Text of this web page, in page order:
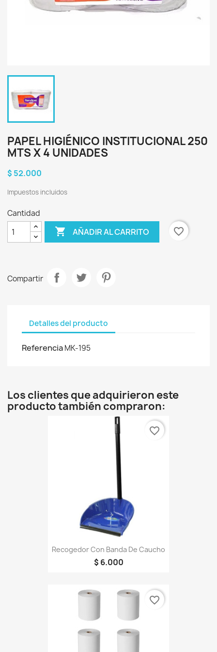
PAPEL HIGIÉNICO INSTITUCIONAL 250
MTS X 4 UNIDADES
$ 52.000
Impuestos incluidos
Cantidad
 AÑADIR AL CARRITO favorite_border
Compartir
Detalles del producto
ReferenciaMK-195
Los clientes que adquirieron este
producto también compraron:
Recogedor Con Banda De Caucho
$ 6.000
favorite_border
favorite_border